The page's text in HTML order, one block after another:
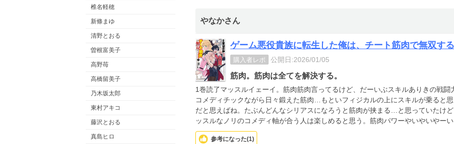
椎名軽穂
新條まゆ
清野とおる
曽根富美子
高野苺
高橋留美子
乃木坂太郎
東村アキコ
藤沢とおる
真島ヒロ
やなかさん
ゲーム悪役貴族に転生した俺は、チート筋肉で無双する
購入者レポ 公開日:2026/01/05
筋肉。筋肉は全てを解決する。
1巻読了マッスルイェーイ。筋肉筋肉言ってるけど、だーいぶスキルありきの戦闘
コメディチックながら日々鍛えた筋肉…もといフィジカルの上にスキルが乗ると
だと思えばね。たぶんどんなシリアスになろうと筋肉が挟まる…と思っていたけ
ッスルなノリのコメディ軸が合う人は楽しめると思う。筋肉パワーやいやいやーい
参考になった(1)